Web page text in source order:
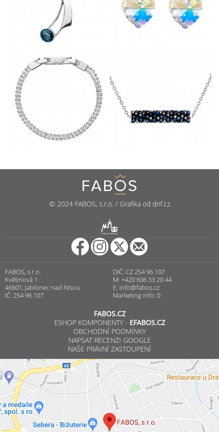
© 2024 FABOS, s.r.o. / Grafika od dnf.cz
PUNCOVNÍ ÚŘAD
FABOS, s.r.o.
Květinová 1
46601, Jablonec nad Nisou
IČ: 254 96 107
DIČ: CZ 254 96 107
M: +420 606 33 20 44
E: info@fabos.cz
Marketing info: 0
FABOS.CZ
ESHOP KOMPONENTY - EFABOS.CZ
OBCHODNÍ PODMÍNKY
NAPSAT RECENZI GOOGLE
NAŠE PRÁVNÍ ZASTOUPENÍ